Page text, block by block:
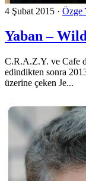
4 Şubat 2015 · Özge
Yaban –
C.R.A.Z.Y. ve Cafe
edindikten sonra
üzerine çeken Je...